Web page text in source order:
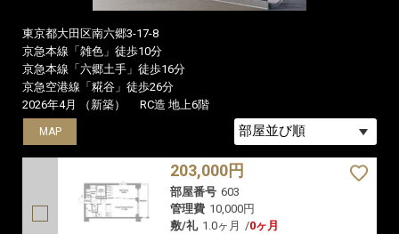
東京都大田区南六郷3-17-8
京急本線「雑色」徒歩10分
京急本線「六郷土手」徒歩16分
京急空港線「糀谷」徒歩26分
2026年4月 （新築）
RC造 地上6階
MAP
203,000円
部屋番号 603
管理費 10,000円
敷/礼 1.0ヶ月 /0ヶ月
MAP